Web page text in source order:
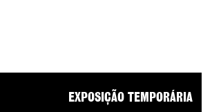
EXPOSIÇÃO TEMPORÁRIA